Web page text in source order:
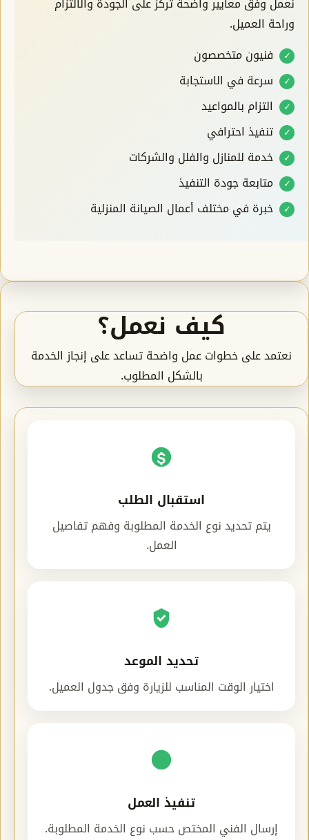
وراحة العميل.
فنيون متخصصون
سرعة في الاستجابة
التزام بالمواعيد
تنفيذ احترافي
خدمة للمنازل والفلل والشركات
متابعة جودة التنفيذ
خبرة في مختلف أعمال الصيانة المنزلية
كيف نعمل؟
نعتمد على خطوات عمل واضحة تساعد على إنجاز الخدمة
بالشكل المطلوب.
استقبال الطلب
يتم تحديد نوع الخدمة المطلوبة وفهم تفاصيل
العمل.
تحديد الموعد
اختيار الوقت المناسب للزيارة وفق جدول العميل.
تنفيذ العمل
إرسال الفني المختص حسب نوع الخدمة المطلوبة.